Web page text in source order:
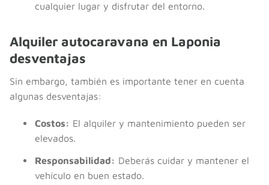
cualquier lugar y disfrutar del entorno.
Alquiler autocaravana en Laponia
desventajas
Sin embargo, también es importante tener en cuenta
algunas desventajas:
Costos: El alquiler y mantenimiento pueden ser
elevados.
Responsabilidad: Deberás cuidar y mantener el
vehículo en buen estado.